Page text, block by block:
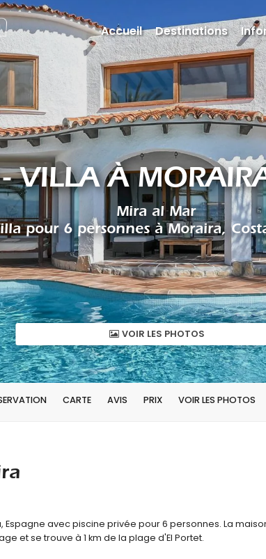
VILLA À
Mira al Mar
pour 6 personnes à Moraira,
VOIR LES PHOTOS
CARTE AVIS PRIX VOIR LES PHOTOS
avec piscine privée pour 6 personnes. La
et se trouve à 1 km de la plage d'El Portet.
Accueil Destinations